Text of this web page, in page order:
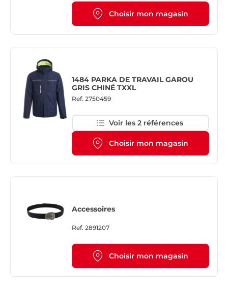
Choisir mon magasin
1484 PARKA DE TRAVAIL GAROU
GRIS CHINÉ TXXL
Ref. 2750459
Voir les 2 références
Choisir mon magasin
Accessoires
Ref. 2891207
Choisir mon magasin